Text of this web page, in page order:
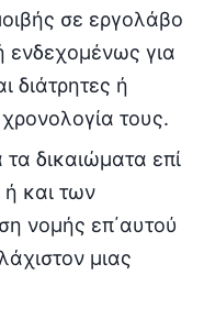
σε εργολάβο
ενδεχομένως για
διάτρητες ή
τους.
δικαιώματα επί
ή και των
νομής επ΄αυτού
μιας